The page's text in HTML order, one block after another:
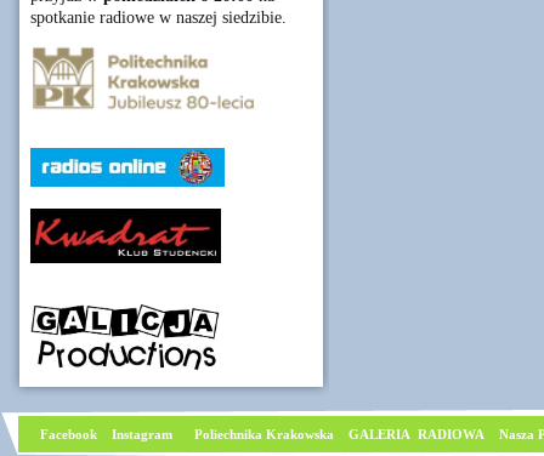
spotkanie radiowe w naszej siedzibie.
Facebook Instagram Poliechnika Krakowska GALERIA RADIOWA Nasza